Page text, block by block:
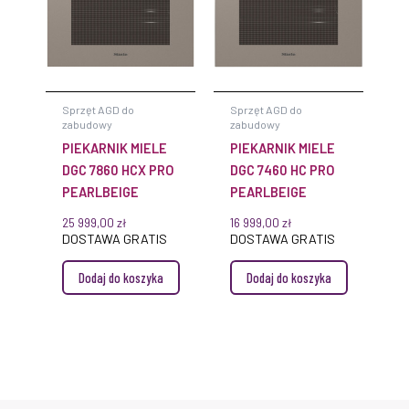
Sprzęt AGD do
zabudowy
PIEKARNIK MIELE
DGC 7860 HCX PRO
PEARLBEIGE
25 999,00 zł
DOSTAWA GRATIS
Dodaj do koszyka
Sprzęt AGD do
zabudowy
PIEKARNIK MIELE
DGC 7460 HC PRO
PEARLBEIGE
16 999,00 zł
DOSTAWA GRATIS
Dodaj do koszyka